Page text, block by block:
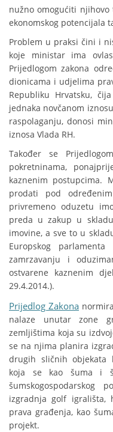
nužno omogućiti
ekonomskog potencijala
Problem u praksi čini i
koje ministar ima
Prijedlogom zakona
dionicama i udjelima
Republiku Hrvatsku,
jednaka novčanom
raspolaganju, donosi
iznosa Vlada RH.
Također se
pokretninama,
kaznenim postupcima.
prodati pod
privremeno oduzetu
preda u zakup u
imovine, a sve to u
Europskog
zamrzavanju i
ostvarene kaznenim
29.4.2014.).
Prijedlog Zakona
nalaze unutar zone
zemljištima koja su
se na njima planira
drugih sličnih objekata
koja se kao šuma i
izgradnja golf igrališta,
prava građenja, kao
projekt.